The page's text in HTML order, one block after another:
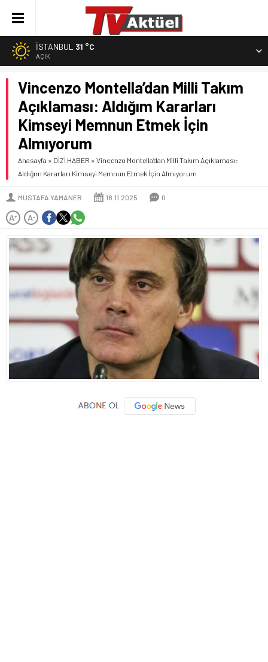
İSTANBUL 31 °C
AÇIK
Vincenzo Montella’dan Milli Takım
Açıklaması: Aldığım Kararları
Kimseyi Memnun Etmek İçin
Almıyorum
Anasayfa » DİZİ HABER » Vincenzo Montella’dan Milli Takım Açıklaması:
Aldığım Kararları Kimseyi Memnun Etmek İçin Almıyorum
MUSTAFA YAMANER 18.11.2025 0
A+ A-